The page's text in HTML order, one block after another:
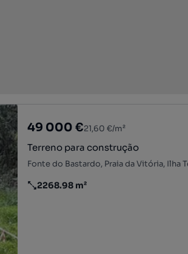
49 000 €21,60 €/m²
Terreno para construção
Fonte do Bastardo, Praia da Vitória, Ilha
Preço por metro quadrado
2268.98 m²